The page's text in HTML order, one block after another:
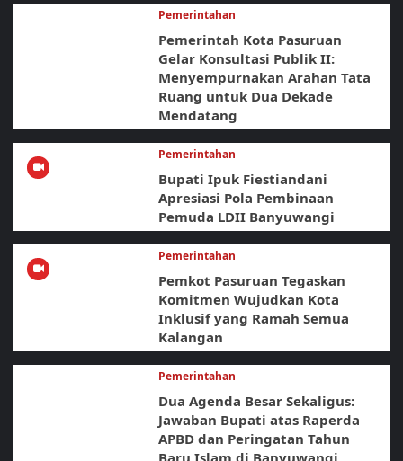
Pemerintahan
Pemerintah Kota Pasuruan
Gelar Konsultasi Publik II:
Menyempurnakan Arahan Tata
Ruang untuk Dua Dekade
Mendatang
Pemerintahan
Bupati Ipuk Fiestiandani
Apresiasi Pola Pembinaan
Pemuda LDII Banyuwangi
Pemerintahan
Pemkot Pasuruan Tegaskan
Komitmen Wujudkan Kota
Inklusif yang Ramah Semua
Kalangan
Pemerintahan
Dua Agenda Besar Sekaligus:
Jawaban Bupati atas Raperda
APBD dan Peringatan Tahun